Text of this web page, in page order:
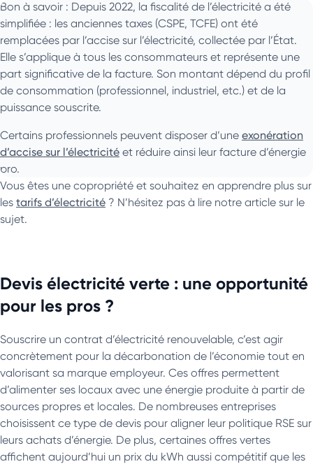
Bon à savoir : Depuis 2022, la fiscalité de l’électricité a été
simplifiée : les anciennes taxes (CSPE, TCFE) ont été
remplacées par l’accise sur l’électricité, collectée par l’État.
Elle s’applique à tous les consommateurs et représente une
part significative de la facture. Son montant dépend du profil
de consommation (professionnel, industriel, etc.) et de la
puissance souscrite.
Certains professionnels peuvent disposer d’une exonération
d’accise sur l’électricité et réduire ainsi leur facture d’énergie
pro.
Vous êtes une copropriété et souhaitez en apprendre plus sur
les tarifs d’électricité ? N’hésitez pas à lire notre article sur le
sujet.
Devis électricité verte : une opportunité
pour les pros ?
Souscrire un contrat d’électricité renouvelable, c’est agir
concrètement pour la décarbonation de l’économie tout en
valorisant sa marque employeur. Ces offres permettent
d’alimenter ses locaux avec une énergie produite à partir de
sources propres et locales. De nombreuses entreprises
choisissent ce type de devis pour aligner leur politique RSE sur
leurs achats d’énergie. De plus, certaines offres vertes
affichent aujourd’hui un prix du kWh aussi compétitif que les